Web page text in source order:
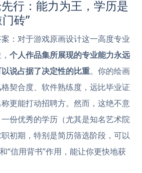
行：能力为王，学历是
砖”
：对于游戏原画设计这一高度专业
个人作品集所展现的专业能力永远
说占据了决定性的比重。你的绘画
契合度、软件熟练度，远比毕业证
更能打动招聘方。然而，这绝不意
份优秀的学历（尤其是知名艺术院
初期，特别是简历筛选阶段，可以
“信用背书”作用，能让你更快地获